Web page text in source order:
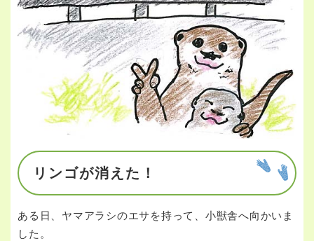
リンゴが消えた！
ある日、ヤマアラシのエサを持って、小獣舎へ向かいま
した。